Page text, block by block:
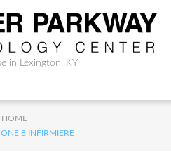
in Lexington, KY
HOME
8 INFIRMIERE